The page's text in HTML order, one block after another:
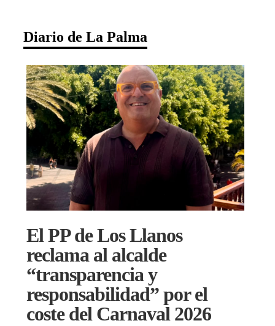
Diario de La Palma
El PP de Los Llanos
reclama al alcalde
“transparencia y
responsabilidad” por el
coste del Carnaval 2026